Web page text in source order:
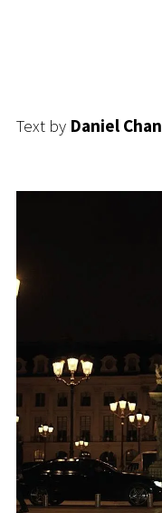
Text by Daniel Chan